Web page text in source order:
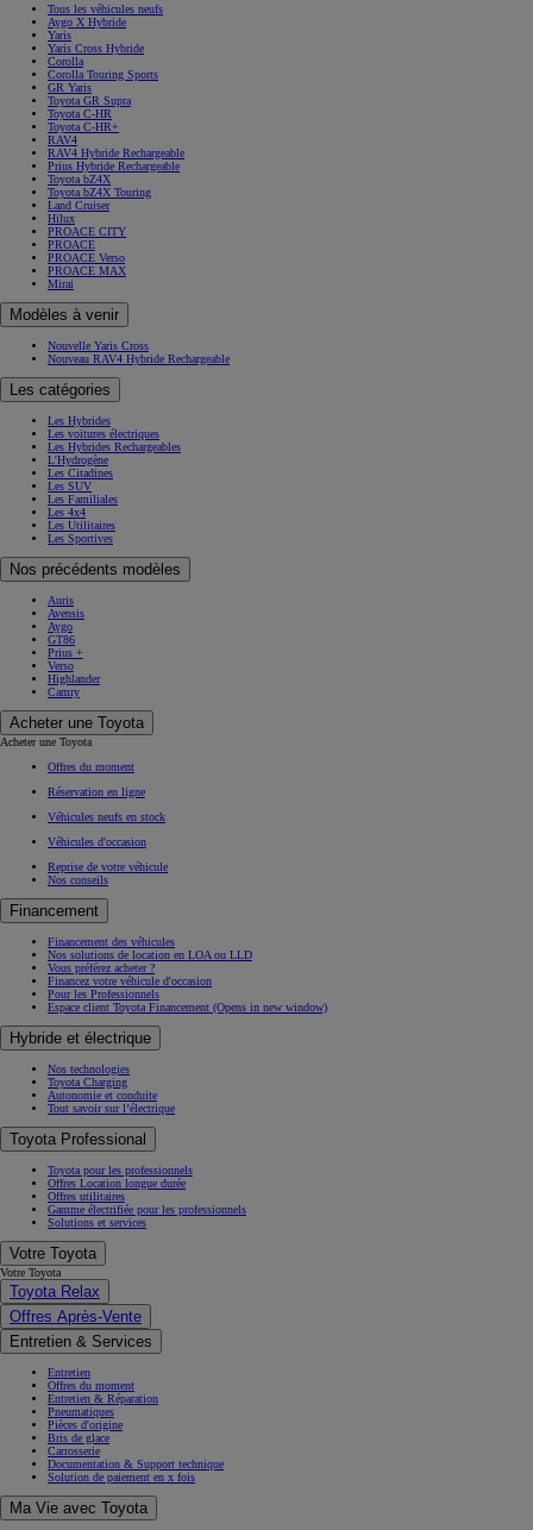
Tous les véhicules neufs
Aygo X Hybride
Yaris
Yaris Cross Hybride
Corolla
Corolla Touring Sports
GR Yaris
Toyota GR Supra
Toyota C-HR
Toyota C-HR+
RAV4
RAV4 Hybride Rechargeable
Prius Hybride Rechargeable
Toyota bZ4X
Toyota bZ4X Touring
Land Cruiser
Hilux
PROACE CITY
PROACE
PROACE Verso
PROACE MAX
Mirai
Modèles à venir
Nouvelle Yaris Cross
Nouveau RAV4 Hybride Rechargeable
Les catégories
Les Hybrides
Les voitures électriques
Les Hybrides Rechargeables
L'Hydrogène
Les Citadines
Les SUV
Les Familiales
Les 4x4
Les Utilitaires
Les Sportives
Nos précédents modèles
Auris
Avensis
Aygo
GT86
Prius +
Verso
Highlander
Camry
Acheter une Toyota
Acheter une Toyota
Offres du moment
Réservation en ligne
Véhicules neufs en stock
Véhicules d'occasion
Reprise de votre véhicule
Nos conseils
Financement
Financement des véhicules
Nos solutions de location en LOA ou LLD
Vous préférez acheter ?
Financez votre véhicule d'occasion
Pour les Professionnels
Espace client Toyota Financement (Opens in new window)
Hybride et électrique
Nos technologies
Toyota Charging
Autonomie et conduite
Tout savoir sur l’électrique
Toyota Professional
Toyota pour les professionnels
Offres Location longue durée
Offres utilitaires
Gamme électrifiée pour les professionnels
Solutions et services
Votre Toyota
Votre Toyota
Toyota Relax
Offres Après-Vente
Entretien & Services
Entretien
Offres du moment
Entretien & Réparation
Pneumatiques
Pièces d'origine
Bris de glace
Carrosserie
Documentation & Support technique
Solution de paiement en x fois
Ma Vie avec Toyota